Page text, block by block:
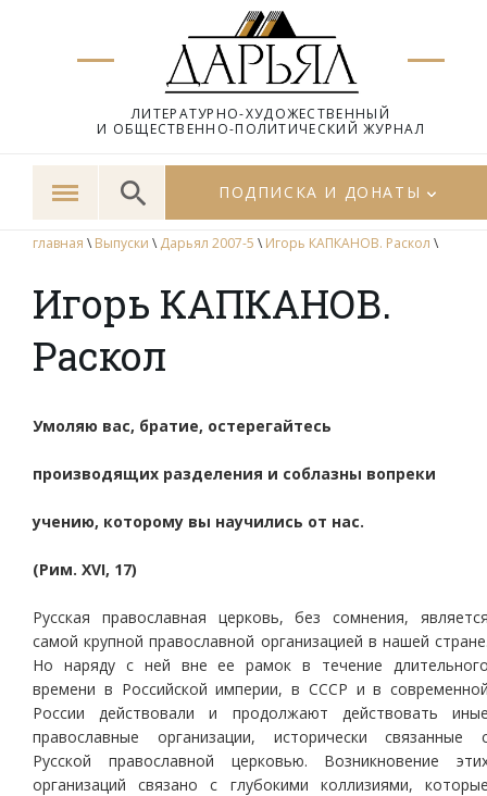
ЛИТЕРАТУРНО-ХУДОЖЕСТВЕННЫЙ
И ОБЩЕСТВЕННО-ПОЛИТИЧЕСКИЙ ЖУРНАЛ
ПОДПИСКА И ДОНАТЫ
главная \ Выпуски \ Дарьял 2007-5 \ Игорь КАПКАНОВ. Раскол \
Игорь КАПКАНОВ.
Раскол
Умоляю вас, братие, остерегайтесь
производящих разделения и соблазны вопреки
учению, которому вы научились от нас.
(Рим. ХVI, 17)
Русская православная церковь, без сомнения,
самой крупной православной организацией в нашей
Но наряду с ней вне ее рамок в течение
времени в Российской империи, в СССР и в
России действовали и продолжают действовать
православные организации, исторически связанные
Русской православной церковью. Возникновение
организаций связано с глубокими коллизиями,